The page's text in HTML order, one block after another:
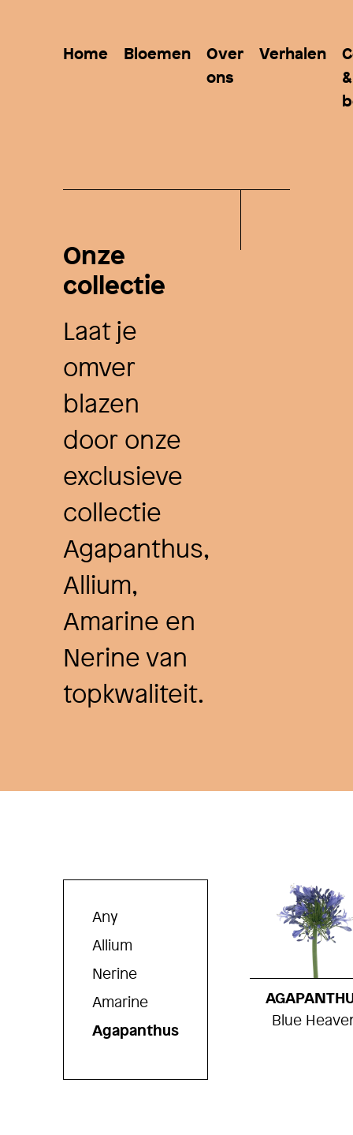
Home Bloemen
Over
ons
Verhalen
&
Onze
collectie
Laat je
omver
blazen
door onze
exclusieve
collectie
Agapanthus,
Allium,
Amarine en
Nerine van
topkwaliteit.
Any
Allium
Nerine
Amarine
Agapanthus
Blue